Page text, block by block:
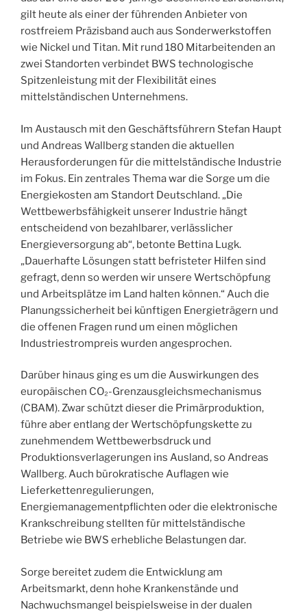
gilt heute als einer der führenden Anbieter von
rostfreiem Präzisband auch aus Sonderwerkstoffen
wie Nickel und Titan. Mit rund 180 Mitarbeitenden an
zwei Standorten verbindet BWS technologische
Spitzenleistung mit der Flexibilität eines
mittelständischen Unternehmens.
Im Austausch mit den Geschäftsführern Stefan Haupt
und Andreas Wallberg standen die aktuellen
Herausforderungen für die mittelständische Industrie
im Fokus. Ein zentrales Thema war die Sorge um die
Energiekosten am Standort Deutschland. „Die
Wettbewerbsfähigkeit unserer Industrie hängt
entscheidend von bezahlbarer, verlässlicher
Energieversorgung ab“, betonte Bettina Lugk.
„Dauerhafte Lösungen statt befristeter Hilfen sind
gefragt, denn so werden wir unsere Wertschöpfung
und Arbeitsplätze im Land halten können.“ Auch die
Planungssicherheit bei künftigen Energieträgern und
die offenen Fragen rund um einen möglichen
Industriestrompreis wurden angesprochen.
Darüber hinaus ging es um die Auswirkungen des
europäischen CO₂-Grenzausgleichsmechanismus
(CBAM). Zwar schützt dieser die Primärproduktion,
führe aber entlang der Wertschöpfungskette zu
zunehmendem Wettbewerbsdruck und
Produktionsverlagerungen ins Ausland, so Andreas
Wallberg. Auch bürokratische Auflagen wie
Lieferkettenregulierungen,
Energiemanagementpflichten oder die elektronische
Krankschreibung stellten für mittelständische
Betriebe wie BWS erhebliche Belastungen dar.
Sorge bereitet zudem die Entwicklung am
Arbeitsmarkt, denn hohe Krankenstände und
Nachwuchsmangel beispielsweise in der dualen